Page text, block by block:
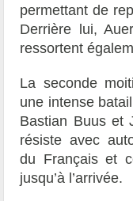
permettant de
Derrière lui,
ressortent
La seconde
une intense
Bastian Buus et
résiste avec
du Français et
jusqu’à l’arrivée.